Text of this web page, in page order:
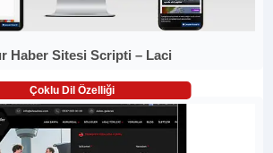
Haber Sitesi Scripti – Laci
Çoklu Dil Özelliği